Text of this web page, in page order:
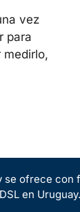
vez
para
medirlo,
ofrece con
en Uruguay.